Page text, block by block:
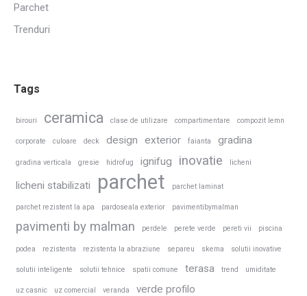
Parchet
Trenduri
Tags
birouri ceramica clase de utilizare compartimentare compozit lemn
corporate culoare deck design exterior faianta gradina
gradina verticala gresie hidrofug ignifug inovatie licheni
licheni stabilizati parchet parchet laminat
parchet rezistent la apa pardoseala exterior pavimentibymalman
pavimenti by malman perdele perete verde pereti vii piscina
podea rezistenta rezistenta la abraziune separeu skema solutii inovative
solutii inteligente solutii tehnice spatii comune terasa trend umiditate
uz casnic uz comercial veranda verde profilo